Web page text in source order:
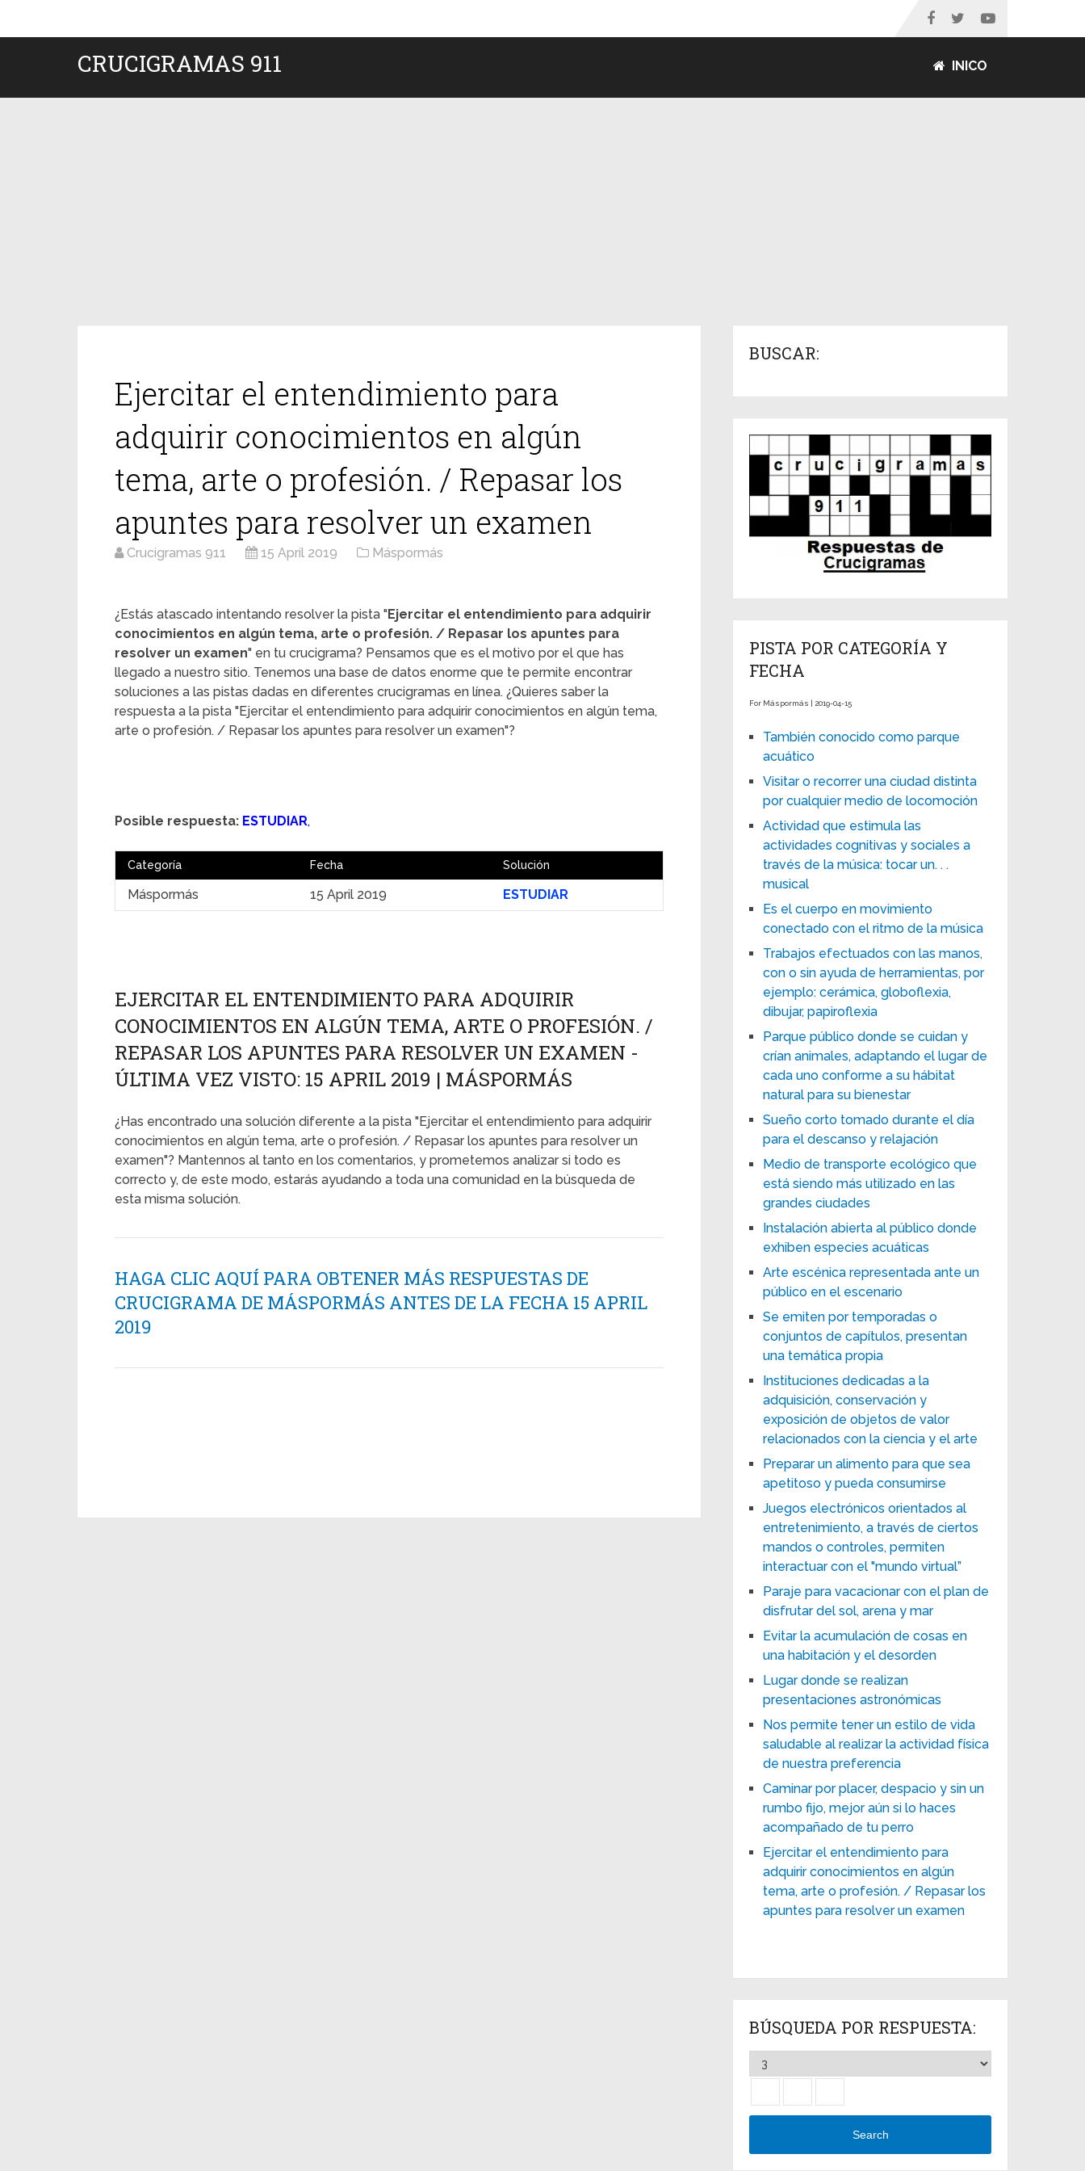
CRUCIGRAMAS 911 INICO
Ejercitar el entendimiento para
adquirir conocimientos en algún
tema, arte o profesión. / Repasar los
apuntes para resolver un examen
Crucigramas 911 15 April 2019 Máspormás
¿Estás atascado intentando resolver la pista "Ejercitar el entendimiento para adquirir
conocimientos en algún tema, arte o profesión. / Repasar los apuntes para
resolver un examen" en tu crucigrama? Pensamos que es el motivo por el que has
llegado a nuestro sitio. Tenemos una base de datos enorme que te permite encontrar
soluciones a las pistas dadas en diferentes crucigramas en línea. ¿Quieres saber la
respuesta a la pista "Ejercitar el entendimiento para adquirir conocimientos en algún tema,
arte o profesión. / Repasar los apuntes para resolver un examen"?
Posible respuesta: ESTUDIAR,
Categoría Fecha Solución
Máspormás 15 April 2019 ESTUDIAR
EJERCITAR EL ENTENDIMIENTO PARA ADQUIRIR
CONOCIMIENTOS EN ALGÚN TEMA, ARTE O PROFESIÓN. /
REPASAR LOS APUNTES PARA RESOLVER UN EXAMEN -
ÚLTIMA VEZ VISTO: 15 APRIL 2019 | MÁSPORMÁS
¿Has encontrado una solución diferente a la pista "Ejercitar el entendimiento para adquirir
conocimientos en algún tema, arte o profesión. / Repasar los apuntes para resolver un
examen"? Mantennos al tanto en los comentarios, y prometemos analizar si todo es
correcto y, de este modo, estarás ayudando a toda una comunidad en la búsqueda de
esta misma solución.
HAGA CLIC AQUÍ PARA OBTENER MÁS RESPUESTAS DE
CRUCIGRAMA DE MÁSPORMÁS ANTES DE LA FECHA 15 APRIL
2019
BUSCAR:
PISTA POR CATEGORÍA Y
FECHA
For Máspormás | 2019-04-15
También conocido como parque
acuático
Visitar o recorrer una ciudad distinta
por cualquier medio de locomoción
Actividad que estimula las
actividades cognitivas y sociales a
través de la música: tocar un. . .
musical
Es el cuerpo en movimiento
conectado con el ritmo de la música
Trabajos efectuados con las manos,
con o sin ayuda de herramientas, por
ejemplo: cerámica, globoflexia,
dibujar, papiroflexia
Parque público donde se cuidan y
crían animales, adaptando el lugar de
cada uno conforme a su hábitat
natural para su bienestar
Sueño corto tomado durante el día
para el descanso y relajación
Medio de transporte ecológico que
está siendo más utilizado en las
grandes ciudades
Instalación abierta al público donde
exhiben especies acuáticas
Arte escénica representada ante un
público en el escenario
Se emiten por temporadas o
conjuntos de capítulos, presentan
una temática propia
Instituciones dedicadas a la
adquisición, conservación y
exposición de objetos de valor
relacionados con la ciencia y el arte
Preparar un alimento para que sea
apetitoso y pueda consumirse
Juegos electrónicos orientados al
entretenimiento, a través de ciertos
mandos o controles, permiten
interactuar con el "mundo virtual”
Paraje para vacacionar con el plan de
disfrutar del sol, arena y mar
Evitar la acumulación de cosas en
una habitación y el desorden
Lugar donde se realizan
presentaciones astronómicas
Nos permite tener un estilo de vida
saludable al realizar la actividad física
de nuestra preferencia
Caminar por placer, despacio y sin un
rumbo fijo, mejor aún si lo haces
acompañado de tu perro
Ejercitar el entendimiento para
adquirir conocimientos en algún
tema, arte o profesión. / Repasar los
apuntes para resolver un examen
BÚSQUEDA POR RESPUESTA:
Search